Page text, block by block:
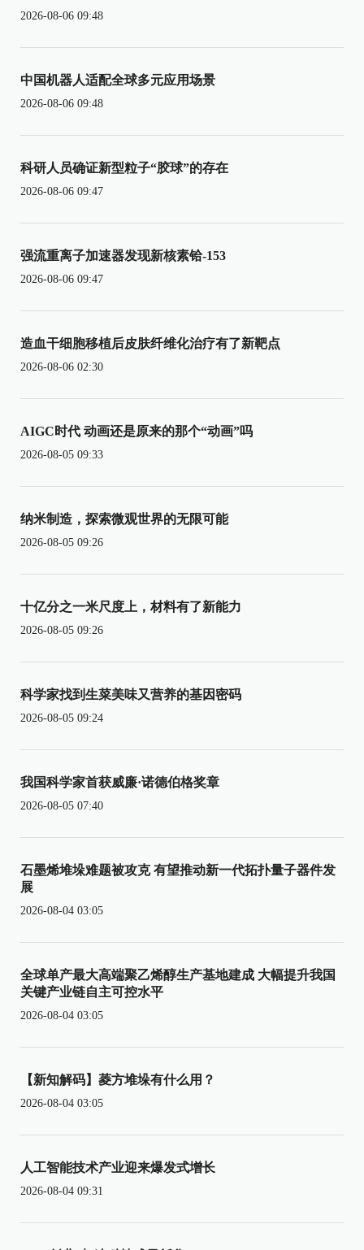
2026-08-06 09:48
中国机器人适配全球多元应用场景
2026-08-06 09:48
科研人员确证新型粒子“胶球”的存在
2026-08-06 09:47
强流重离子加速器发现新核素铪-153
2026-08-06 09:47
造血干细胞移植后皮肤纤维化治疗有了新靶点
2026-08-06 02:30
AIGC时代 动画还是原来的那个“动画”吗
2026-08-05 09:33
纳米制造，探索微观世界的无限可能
2026-08-05 09:26
十亿分之一米尺度上，材料有了新能力
2026-08-05 09:26
科学家找到生菜美味又营养的基因密码
2026-08-05 09:24
我国科学家首获威廉·诺德伯格奖章
2026-08-05 07:40
石墨烯堆垛难题被攻克 有望推动新一代拓扑量子器件发
展
2026-08-04 03:05
全球单产最大高端聚乙烯醇生产基地建成 大幅提升我国
关键产业链自主可控水平
2026-08-04 03:05
【新知解码】菱方堆垛有什么用？
2026-08-04 03:05
人工智能技术产业迎来爆发式增长
2026-08-04 09:31